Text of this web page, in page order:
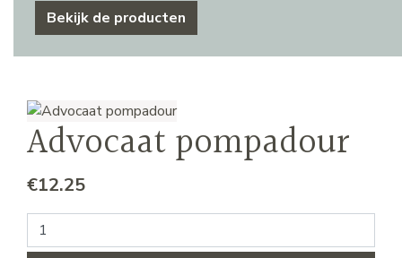
Bekijk de producten
Advocaat pompadour
€12.25
Advocaat pompadour aantal